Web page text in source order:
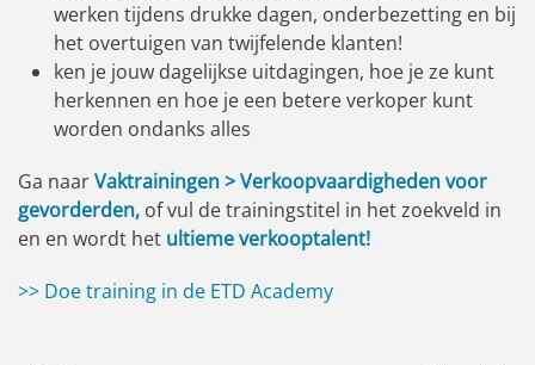
werken tijdens drukke dagen, onderbezetting en bij
het overtuigen van twijfelende klanten!
ken je jouw dagelijkse uitdagingen, hoe je ze kunt
herkennen en hoe je een betere verkoper kunt
worden ondanks alles
Ga naarVaktrainingen > Verkoopvaardigheden voor
gevorderden, of vul de trainingstitel in het zoekveld in
en en wordt het ultieme verkooptalent!
>> Doe training in de ETD Academy